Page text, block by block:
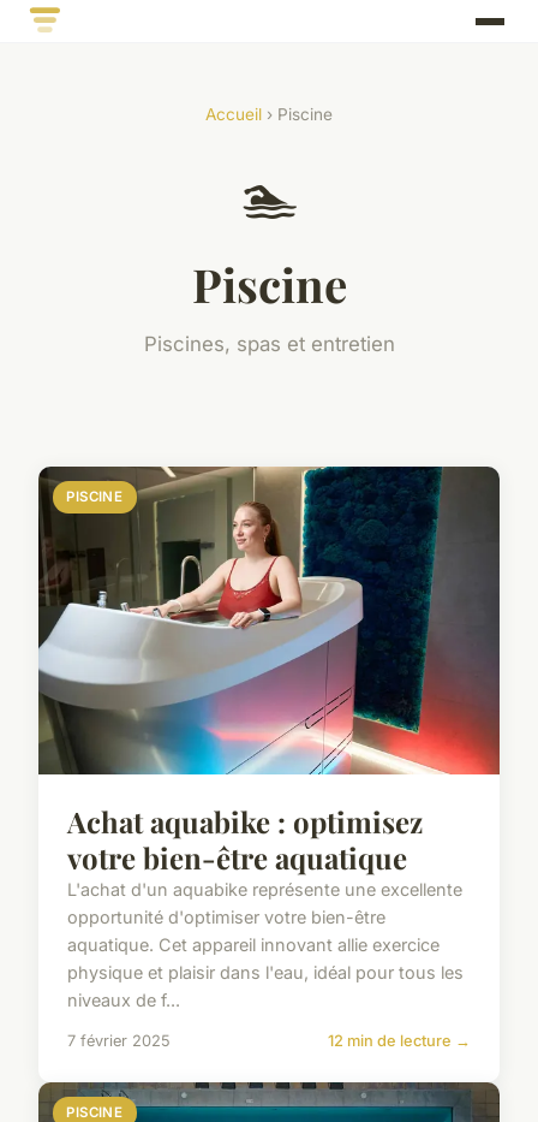
Accueil › Piscine
🏊
Piscine
Piscines, spas et entretien
PISCINE
Achat aquabike : optimisez
votre bien-être aquatique
L'achat d'un aquabike représente une excellente
opportunité d'optimiser votre bien-être
aquatique. Cet appareil innovant allie exercice
physique et plaisir dans l'eau, idéal pour tous les
niveaux de f...
7 février 2025 12 min de lecture →
PISCINE